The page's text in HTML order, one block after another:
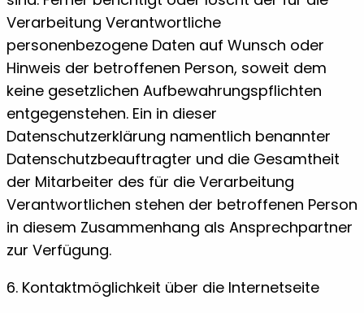
Verarbeitung Verantwortliche
personenbezogene Daten auf Wunsch oder
Hinweis der betroffenen Person, soweit dem
keine gesetzlichen Aufbewahrungspflichten
entgegenstehen. Ein in dieser
Datenschutzerklärung namentlich benannter
Datenschutzbeauftragter und die Gesamtheit
der Mitarbeiter des für die Verarbeitung
Verantwortlichen stehen der betroffenen Person
in diesem Zusammenhang als Ansprechpartner
zur Verfügung.
6. Kontaktmöglichkeit über die Internetseite